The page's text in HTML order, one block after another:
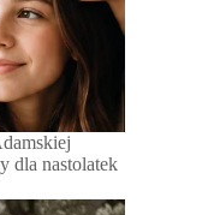
dla nastolatek